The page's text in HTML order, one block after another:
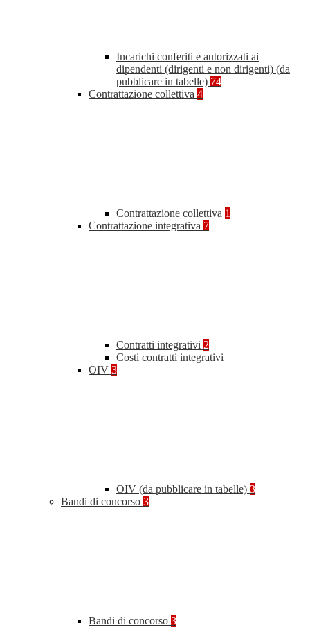
Incarichi conferiti e autorizzati ai
dipendenti (dirigenti e non dirigenti) (da
pubblicare in tabelle) 74
Contrattazione collettiva 4
Contrattazione collettiva 1
Contrattazione integrativa 7
Contratti integrativi 2
Costi contratti integrativi
OIV 3
OIV (da pubblicare in tabelle) 3
Bandi di concorso 3
Bandi di concorso 3